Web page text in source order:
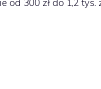
300 zł do 1,2 tys.